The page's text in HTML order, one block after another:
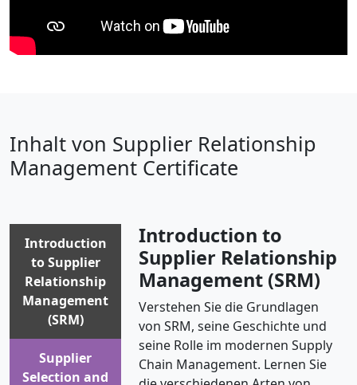
Inhalt von Supplier Relationship
Management Certificate
Introduction
to Supplier
Relationship
Management
(SRM)
Supplier
Selection and
Introduction to
Supplier Relationship
Management (SRM)
Verstehen Sie die Grundlagen
von SRM, seine Geschichte und
seine Rolle im modernen Supply
Chain Management. Lernen Sie